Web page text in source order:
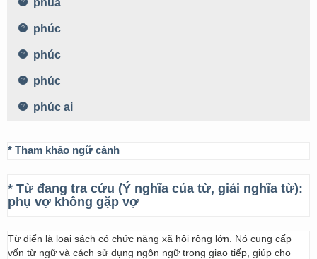
phùa
phúc
phúc
phúc
phúc ai
* Tham khảo ngữ cảnh
* Từ đang tra cứu (Ý nghĩa của từ, giải nghĩa từ):
phụ vợ không gặp vợ
Từ điển là loại sách có chức năng xã hội rộng lớn. Nó cung cấp
vốn từ ngữ và cách sử dụng ngôn ngữ trong giao tiếp, giúp cho